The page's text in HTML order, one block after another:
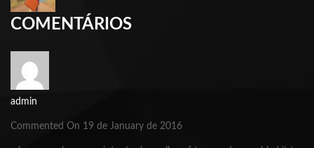
COMENTÁRIOS
admin
Commented On 19 de January de 2016